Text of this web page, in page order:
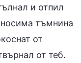
и отпил
тъмнина
от
от теб.